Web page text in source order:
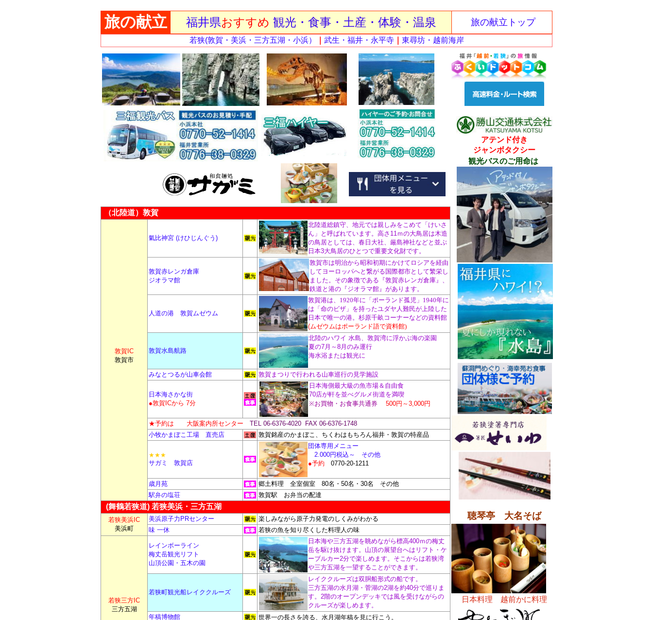
旅の献立 福井県おすすめ 観光・食事・土産・体験・温泉 旅の献立トップ
若狭(敦賀・美浜・三方五湖・小浜） 武生・福井・永平寺｜ 東尋坊・越前海岸
（北陸道）敦賀
敦賀IC
敦賀市
氣比神宮 (けひじんぐう)
北陸道総鎮守、地元では親しみをこめて「けいさ
ん」と呼ばれています。高さ11ｍの大鳥居は木造
の鳥居としては、春日大社、厳島神社などと並ぶ
日本3大鳥居のひとつで重要文化財です。
敦賀赤レンガ倉庫
ジオラマ館
敦賀市は明治から昭和初期にかけてロシアを経由
してヨーロッパへと繋がる国際都市として繁栄し
ました。その象徴である『敦賀赤レンガ倉庫』、
鉄道と港の『ジオラマ館』があります。
人道の港 敦賀ムゼウム
敦賀港は、1920年に「ポーランド孤児」1940年に
は「命のビザ」を持ったユダヤ人難民が上陸した
日本で唯一の港。杉原千畝コーナーなどの資料館
(ムゼウムはポーランド語で資料館)
敦賀水島航路
北陸のハワイ 水島、敦賀湾に浮かぶ海の楽園
夏の7月～8月のみ運行
海水浴または観光に
みなとつるが山車会館 敦賀まつりで行われる山車巡行の見学施設
日本海さかな街
●敦賀ICから 7分
日本海側最大級の魚市場＆自由食
70店が軒を並べグルメ街道を満喫
※お買物・お食事共通券 500円～3,000円
★予約は 大阪案内所センター TEL 06-6376-4020 FAX 06-6376-1748
小牧かまぼこ工場 直売店
敦賀銘産のかまぼこ、ちくわはもちろん福井・敦賀の特産品
★★★
サガミ 敦賀店
団体専用メニュー
2.000円税込～ その他
●予約
0770-20-1211
歳月苑
郷土料理 全室個室 80名・50名・30名 その他
駅弁の塩荘
敦賀駅 お弁当の配達
(舞鶴若狭道) 若狭美浜・三方五湖
若狭美浜IC
美浜町
美浜原子力PRセンター
楽しみながら原子力発電のしくみがわかる
味 一休
若狭の魚を知り尽くした料理人の味
若狭三方IC
三方五湖
レインボーライン
梅丈岳観光リフト
山頂公園・五木の園
日本海や三方五湖を眺めながら標高400ｍの梅丈
岳を駆け抜けます。山頂の展望台へはリフト・ケ
ーブルカー2分で楽しめます。そこからは若狭湾
や三方五湖を一望することができます。
若狭町観光船レイククルーズ
レイククルーズは双胴船形式の船です。
三方五湖の水月湖・菅湖の2湖を約40分で巡りま
す。2階のオープンデッキでは風を受けながらの
クルーズが楽しめます。
年稿博物館
世界一の長さを誇る、水月湖年稿を見に行こう。
アテンド付き
ジャンボタクシー
観光バスのご用命は
聴琴亭 大名そば
日本料理 越前かに料理